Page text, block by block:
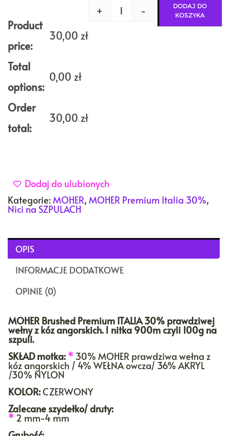
Product
price:
30,00 zł
Total
options:
0,00 zł
Order
total:
30,00 zł
+
ilość
Brushed
-
DODAJ DO
KOSZYKA
Dodaj do ulubionych
Kategorie:MOHER, MOHER Premium Italia 30%,
Nici na SZPULACH
OPIS
INFORMACJE DODATKOWE
OPINIE (0)
MOHER Brushed Premium ITALIA 30% prawdziwej
wełny z kóz angorskich. 1 nitka 900m czyli 100g na
szpuli.
SKŁAD motka: * 30% MOHER prawdziwa wełna z
kóz angorskich / 4% WEŁNA owcza/ 36% AKRYL
/30% NYLON
KOLOR:CZERWONY
Zalecane szydełko/ druty:
* 2 mm-4 mm